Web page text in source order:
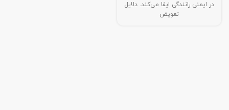
در ایمنی رانندگی ایفا می‌کند. دلایل
تعویض